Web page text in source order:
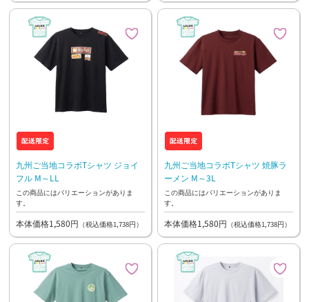
九州ご当地コラボTシャツ ジョイ
フル M～LL
この商品にはバリエーションがありま
す。
本体価格1,580円 （税込価格1,738円）
九州ご当地コラボTシャツ 焼豚ラ
ーメン M～3L
この商品にはバリエーションがありま
す。
本体価格1,580円 （税込価格1,738円）